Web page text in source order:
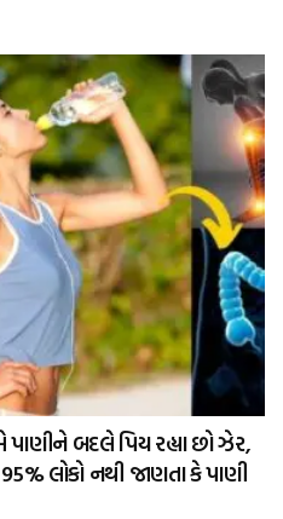
પાણીને બદલે પિય રહ્યા છો ઝેર,
લોકો નથી જાણતા કે પાણી